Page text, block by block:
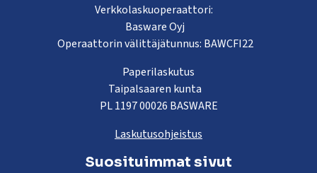
Verkkolaskuoperaattori:
Basware Oyj
Operaattorin välittäjätunnus: BAWCFI22
Paperilaskutus
Taipalsaaren kunta
PL 1197 00026 BASWARE
Laskutusohjeistus
Suosituimmat sivut